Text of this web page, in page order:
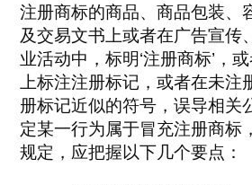
注册商标的商品、商品包装、
及交易文书上或者在广告宣传
业活动中，标明‘注册商标’，
上标注注册标记，或者在未注
册标记近似的符号，误导相关
定某一行为属于冒充注册商标
规定，应把握以下几个要点：